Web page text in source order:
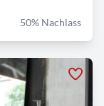
50% Nachlass